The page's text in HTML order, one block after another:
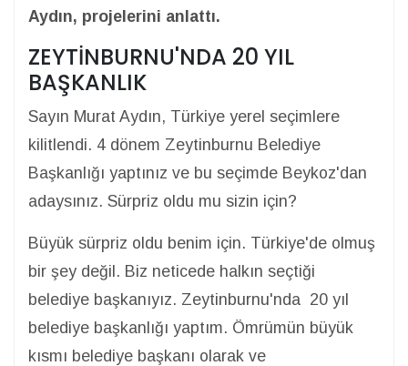
Aydın, projelerini anlattı.
ZEYTİNBURNU'NDA 20 YIL
BAŞKANLIK
Sayın Murat Aydın, Türkiye yerel seçimlere
kilitlendi. 4 dönem Zeytinburnu Belediye
Başkanlığı yaptınız ve bu seçimde Beykoz'dan
adaysınız. Sürpriz oldu mu sizin için?
Büyük sürpriz oldu benim için. Türkiye'de olmuş
bir şey değil. Biz neticede halkın seçtiği
belediye başkanıyız. Zeytinburnu'nda 20 yıl
belediye başkanlığı yaptım. Ömrümün büyük
kısmı belediye başkanı olarak ve